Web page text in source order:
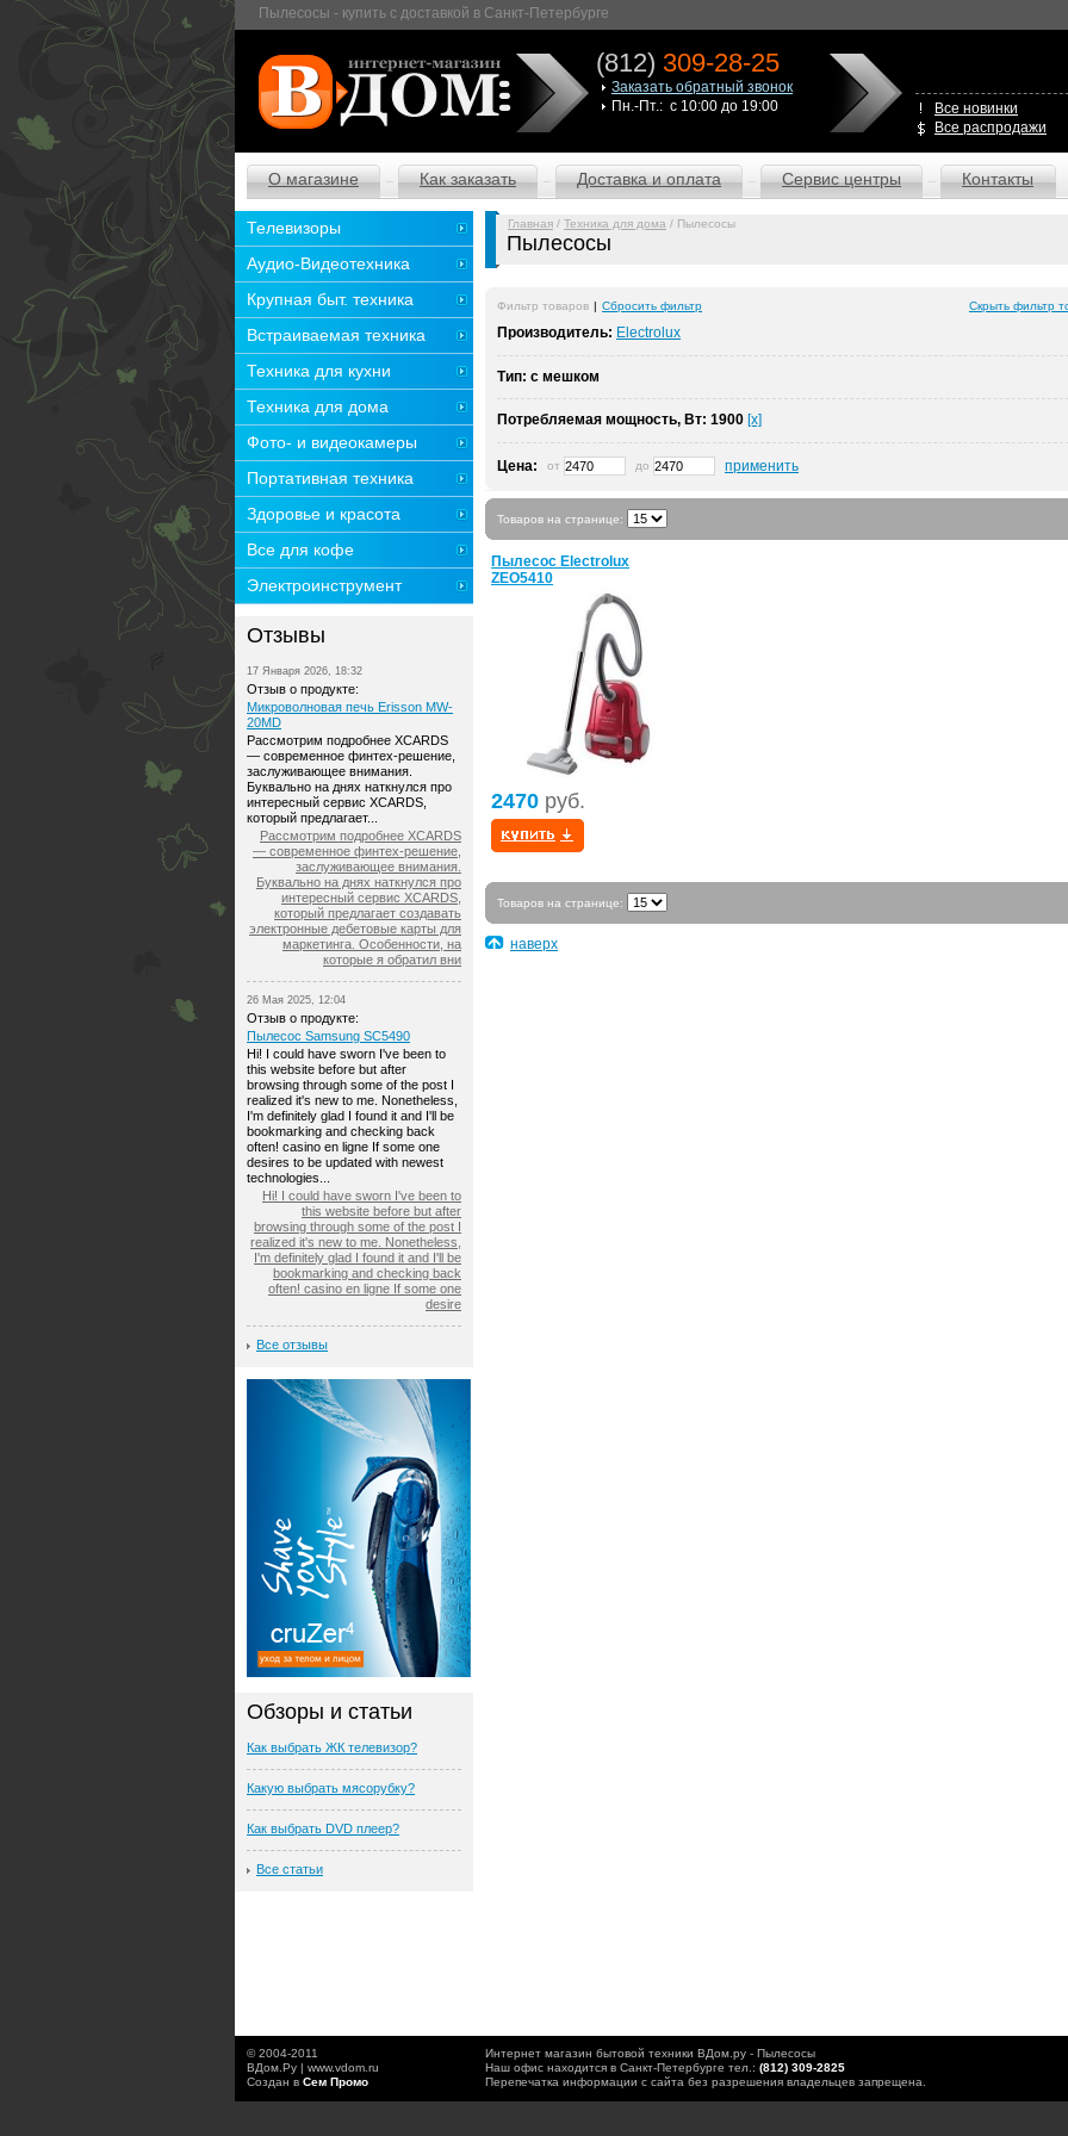
Пылесосы - купить с доставкой в Санкт-Петербурге
(812) 309-28-25
Заказать обратный звонок
Пн.-Пт.: с 10:00 до 19:00
Все новинки
Все распродажи
О магазине Как заказать Доставка и оплата Сервис центры Контакты
Главная / Техника для дома / Пылесосы
Пылесосы
Фильтр товаров | Сбросить фильтр Скрыть фильтр
Производитель: Electrolux
Тип: с мешком
Потребляемая мощность, Вт: 1900 [x]
Цена: от до применить
Товаров на странице:
Пылесос Electrolux
ZEO5410
2470 руб.
Товаров на странице:
наверх
Телевизоры
Аудио-Видеотехника
Крупная быт. техника
Встраиваемая техника
Техника для кухни
Техника для дома
Фото- и видеокамеры
Портативная техника
Здоровье и красота
Все для кофе
Электроинструмент
Отзывы
17 Января 2026, 18:32
Отзыв о продукте:
Микроволновая печь Erisson MW-
20MD
Рассмотрим подробнее XCARDS
— современное финтех-решение,
заслуживающее внимания.
Буквально на днях наткнулся про
интересный сервис XCARDS,
который предлагает...
Рассмотрим подробнее XCARDS
— современное финтех-решение,
заслуживающее внимания.
Буквально на днях наткнулся про
интересный сервис XCARDS,
который предлагает создавать
электронные дебетовые карты для
маркетинга. Особенности, на
которые я обратил вни
26 Мая 2025, 12:04
Отзыв о продукте:
Пылесос Samsung SC5490
Hi! I could have sworn I've been to
this website before but after
browsing through some of the post I
realized it's new to me. Nonetheless,
I'm definitely glad I found it and I'll be
bookmarking and checking back
often! casino en ligne If some one
desires to be updated with newest
technologies...
Hi! I could have sworn I've been to
this website before but after
browsing through some of the post I
realized it's new to me. Nonetheless,
I'm definitely glad I found it and I'll be
bookmarking and checking back
often! casino en ligne If some one
desire
Все отзывы
Обзоры и статьи
Как выбрать ЖК телевизор?
Какую выбрать мясорубку?
Как выбрать DVD плеер?
Все статьи
© 2004-2011
ВДом.Ру | www.vdom.ru
Создан в Сем Промо
Интернет магазин бытовой техники ВДом.ру - Пылесосы
Наш офис находится в Санкт-Петербурге тел.: (812) 309-2825
Перепечатка информации с сайта без разрешения владельцев запрещена.